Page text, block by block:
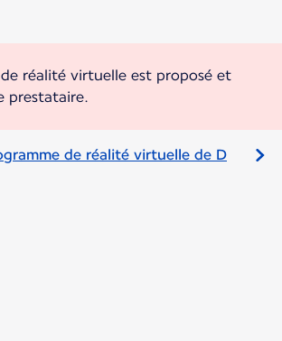
réalité virtuelle est proposé et
prestataire.
de réalité virtuelle de D